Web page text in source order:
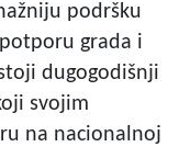
podršku
grada i
dugogodišnji
svojim
na nacionalnoj